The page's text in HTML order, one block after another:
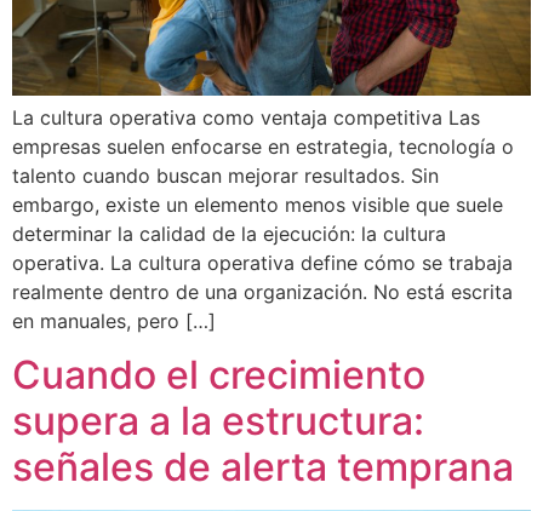
La cultura operativa como ventaja competitiva Las
empresas suelen enfocarse en estrategia, tecnología o
talento cuando buscan mejorar resultados. Sin
embargo, existe un elemento menos visible que suele
determinar la calidad de la ejecución: la cultura
operativa. La cultura operativa define cómo se trabaja
realmente dentro de una organización. No está escrita
en manuales, pero […]
Cuando el crecimiento
supera a la estructura:
señales de alerta temprana